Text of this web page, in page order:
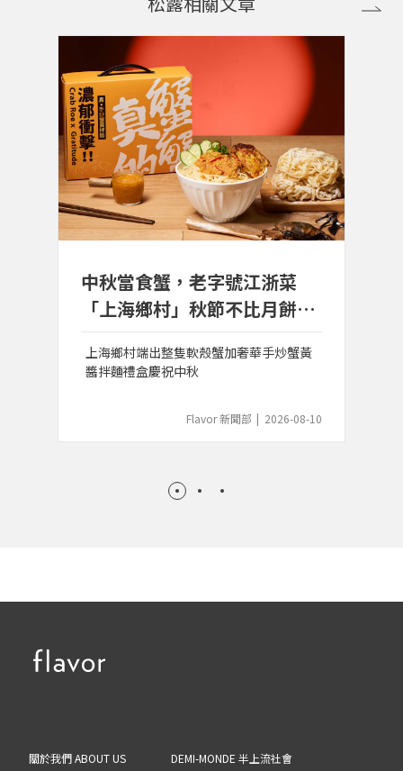
中秋當食蟹，老字號江浙菜
「上海鄉村」秋節不比月餅推
出「真的蟹蟹」禮盒
上海鄉村端出整隻軟殼蟹加奢華手炒蟹黃
醬拌麵禮盒慶祝中秋
Flavor 新聞部 | 2026-08-10
關於我們 ABOUT US DEMI-MONDE 半上流社會